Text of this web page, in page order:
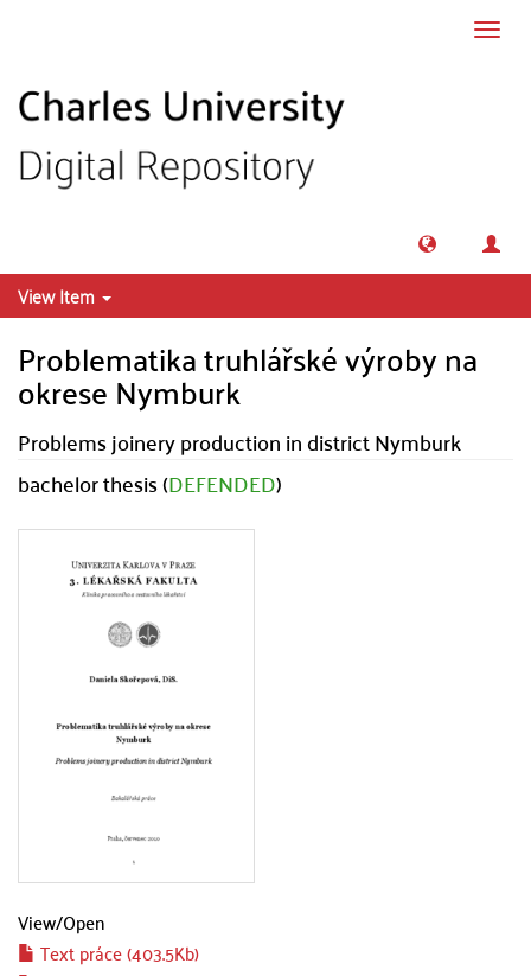
View Item
Problematika truhlářské výroby na
okrese Nymburk
Problems joinery production in district Nymburk
bachelor thesis (DEFENDED)
View/Open
Text práce (403.5Kb)